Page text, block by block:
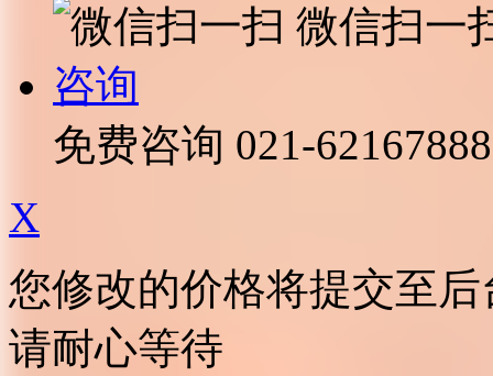
微信扫一
咨询
免费咨询 021-62167888
X
您修改的价格将提交至
请耐心等待